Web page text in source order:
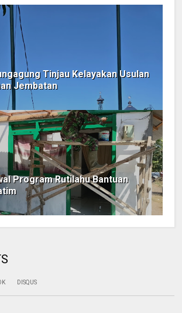
Tinjau Kelayakan Usulan
Jembatan
Program Rutilahu Bantuan
DISQUS